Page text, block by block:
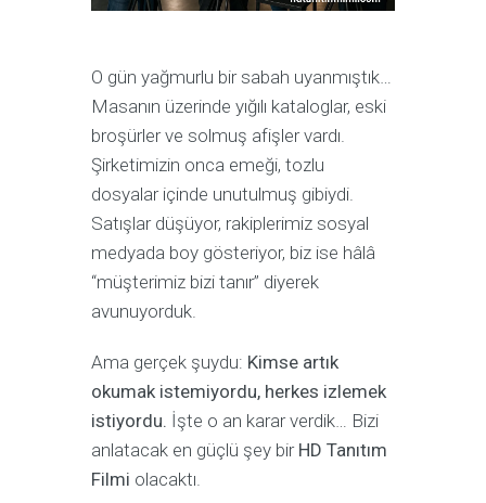
O gün yağmurlu bir sabah uyanmıştık…
Masanın üzerinde yığılı kataloglar, eski
broşürler ve solmuş afişler vardı.
Şirketimizin onca emeği, tozlu
dosyalar içinde unutulmuş gibiydi.
Satışlar düşüyor, rakiplerimiz sosyal
medyada boy gösteriyor, biz ise hâlâ
“müşterimiz bizi tanır” diyerek
avunuyorduk.
Ama gerçek şuydu: Kimse artık
okumak istemiyordu, herkes izlemek
istiyordu. İşte o an karar verdik… Bizi
anlatacak en güçlü şey bir HD Tanıtım
Filmi olacaktı.